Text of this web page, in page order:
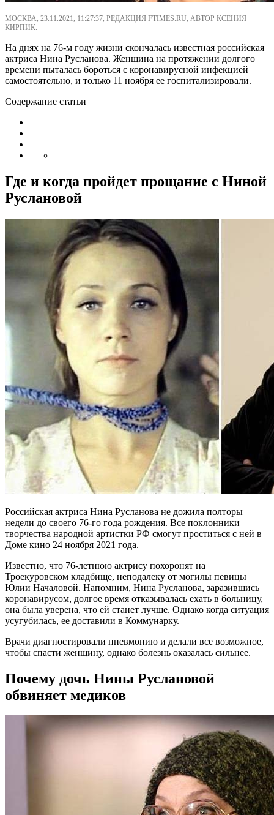
МОСКВА, 23.11.2021, 11:27:37, РЕДАКЦИЯ FTIMES.RU, АВТОР КСЕНИЯ
КИРПИК.
На днях на 76-м году жизни скончалась известная российская
актриса Нина Русланова. Женщина на протяжении долгого
времени пыталась бороться с коронавирусной инфекцией
самостоятельно, и только 11 ноября ее госпитализировали.
Содержание статьи
Где и когда пройдет прощание с Ниной
Руслановой
Российская актриса Нина Русланова не дожила полторы
недели до своего 76-го года рождения. Все поклонники
творчества народной артистки РФ смогут проститься с ней в
Доме кино 24 ноября 2021 года.
Известно, что 76-летнюю актрису похоронят на
Троекуровском кладбище, неподалеку от могилы певицы
Юлии Началовой. Напомним, Нина Русланова, заразившись
коронавирусом, долгое время отказывалась ехать в больницу,
она была уверена, что ей станет лучше. Однако когда ситуация
усугубилась, ее доставили в Коммунарку.
Врачи диагностировали пневмонию и делали все возможное,
чтобы спасти женщину, однако болезнь оказалась сильнее.
Почему дочь Нины Руслановой
обвиняет медиков